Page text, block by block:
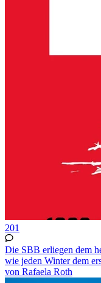
201
Die SBB erliegen dem
wie jeden Winter dem
von Rafaela Roth